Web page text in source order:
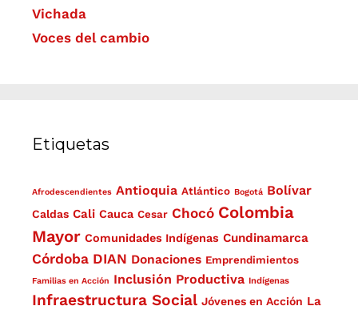
Vichada
Voces del cambio
Etiquetas
Afrodescendientes Antioquia Atlántico Bogotá Bolívar
Caldas Cali Cauca Cesar Chocó Colombia
Mayor Comunidades Indígenas Cundinamarca
Córdoba DIAN Donaciones Emprendimientos
Familias en Acción Inclusión Productiva Indígenas
Infraestructura Social Jóvenes en Acción La